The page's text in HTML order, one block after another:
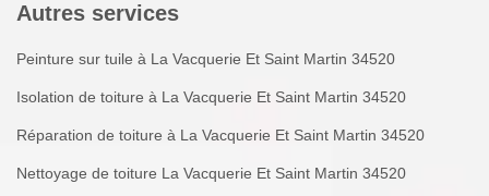
Autres services
Peinture sur tuile à La Vacquerie Et Saint Martin 34520
Isolation de toiture à La Vacquerie Et Saint Martin 34520
Réparation de toiture à La Vacquerie Et Saint Martin 34520
Nettoyage de toiture La Vacquerie Et Saint Martin 34520